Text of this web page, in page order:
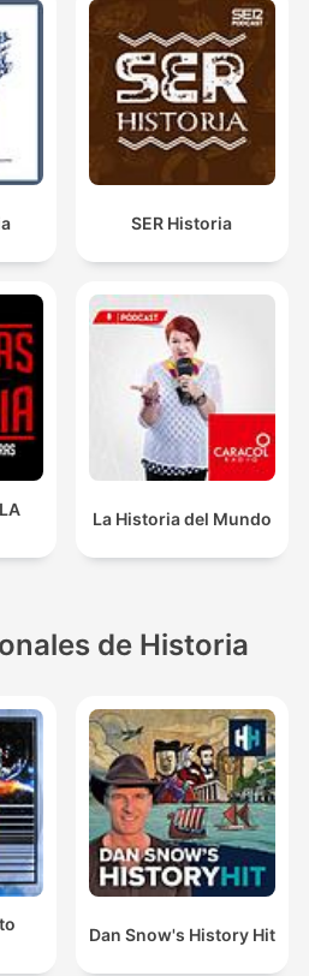
SER Historia
La Historia del Mundo
de Historia
Dan Snow's History Hit